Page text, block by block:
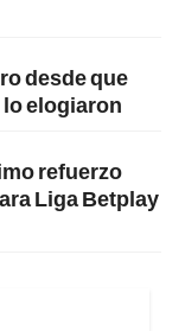
desde que
elogiaron
refuerzo
Liga Betplay